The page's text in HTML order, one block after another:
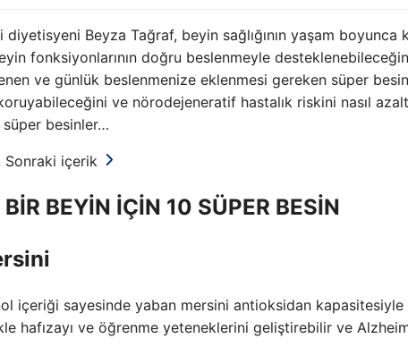
diyetisyeni Beyza Tağraf, beyin sağlığının yaşam
fonksiyonlarının doğru beslenmeyle
ve günlük beslenmenize eklenmesi gereken süper
koruyabileceğini ve nörodejeneratif hastalık riskini nasıl
süper besinler…
Sonraki içerik
BEYİN İÇİN 10 SÜPER BESİN
içeriği sayesinde yaban mersini antioksidan kapasitesiyle
hafızayı ve öğrenme yeteneklerini geliştirebilir ve